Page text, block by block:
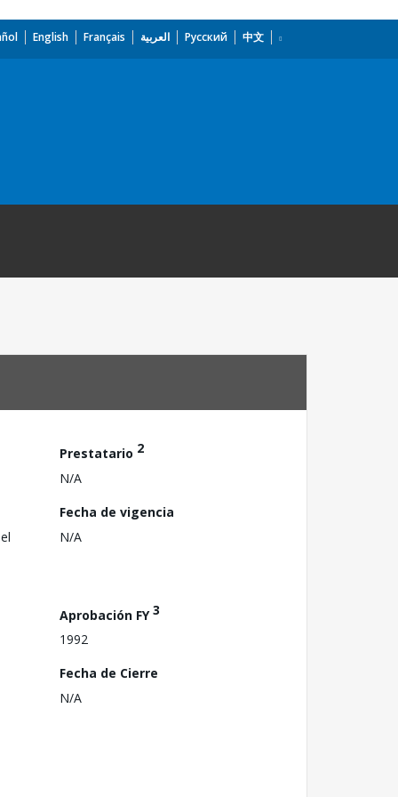
English Français العربية Русский 中文
Prestatario 2
N/A
Fecha de vigencia
N/A
Aprobación FY3
1992
Fecha de Cierre
N/A